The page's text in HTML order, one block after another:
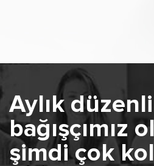
Aylık düzenli
bağışçımız
şimdi çok